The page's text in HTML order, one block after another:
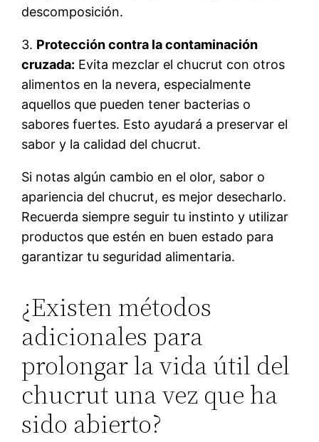
descomposición.
3. Protección contra la contaminación
cruzada: Evita mezclar el chucrut con otros
alimentos en la nevera, especialmente
aquellos que pueden tener bacterias o
sabores fuertes. Esto ayudará a preservar el
sabor y la calidad del chucrut.
Si notas algún cambio en el olor, sabor o
apariencia del chucrut, es mejor desecharlo.
Recuerda siempre seguir tu instinto y utilizar
productos que estén en buen estado para
garantizar tu seguridad alimentaria.
¿Existen métodos
adicionales para
prolongar la vida útil del
chucrut una vez que ha
sido abierto?